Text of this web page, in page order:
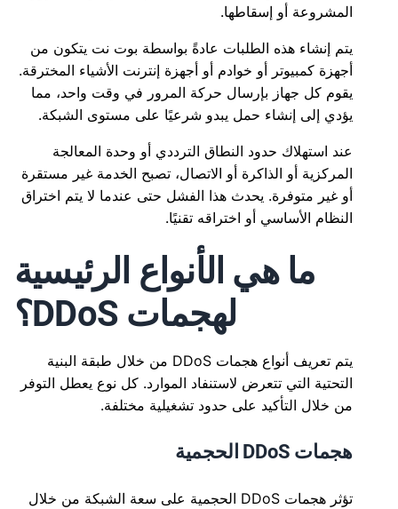
المشروعة أو إسقاطها.
يتم إنشاء هذه الطلبات عادةً بواسطة بوت نت يتكون من
أجهزة كمبيوتر أو خوادم أو أجهزة إنترنت الأشياء المخترقة.
يقوم كل جهاز بإرسال حركة المرور في وقت واحد، مما
يؤدي إلى إنشاء حمل يبدو شرعيًا على مستوى الشبكة.
عند استهلاك حدود النطاق الترددي أو وحدة المعالجة
المركزية أو الذاكرة أو الاتصال، تصبح الخدمة غير مستقرة
أو غير متوفرة. يحدث هذا الفشل حتى عندما لا يتم اختراق
النظام الأساسي أو اختراقه تقنيًا.
ما هي الأنواع الرئيسية
لهجمات DDoS؟
يتم تعريف أنواع هجمات DDoS من خلال طبقة البنية
التحتية التي تتعرض لاستنفاد الموارد. كل نوع يعطل التوفر
من خلال التأكيد على حدود تشغيلية مختلفة.
هجمات DDoS الحجمية
تؤثر هجمات DDoS الحجمية على سعة الشبكة من خلال